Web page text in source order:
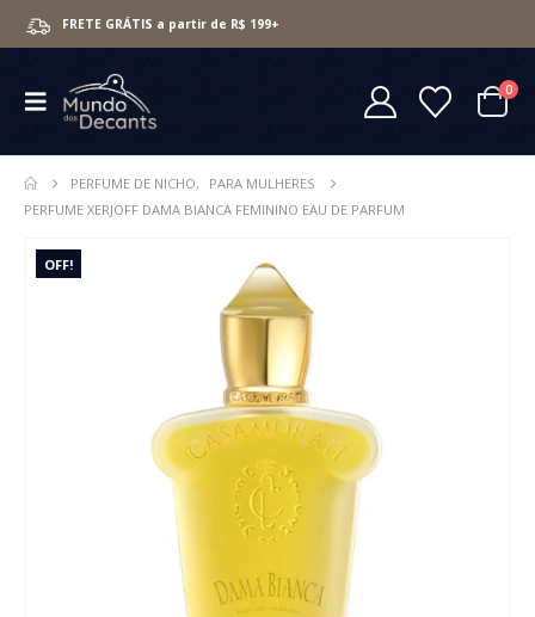
FRETE GRÁTIS a partir de R$ 199+
0
PERFUME DE NICHO,
PARA MULHERES
PERFUME XERJOFF DAMA BIANCA FEMININO EAU DE PARFUM
OFF!